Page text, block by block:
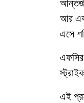
আর
এসে
এফসির
এই